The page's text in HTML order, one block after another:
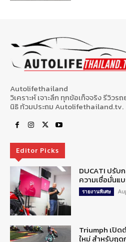
Autolifethailand
วิเคราะห์ เจาะลึก ทุกข้อเท็จจริง รีวิว
นิธิ ท้วมประถม Autolifethailand.tv.
Editor Picks
DUCATI ปรับ
ความเชื่อมั่นแ
รายงานพิเศษ
Triumph เปิด
ใหม่ สำหรับฤดู